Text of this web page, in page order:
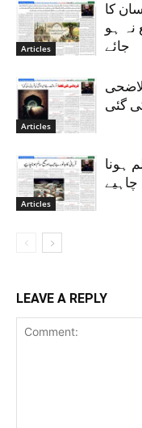
Articles
کا
ہو
جائے
Articles
گئی
Articles
ہونا
چاہیے
LEAVE A REPLY